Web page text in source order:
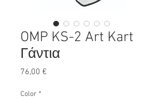
OMP KS-2 Art Kart
Γάντια
76,00 €
Color *